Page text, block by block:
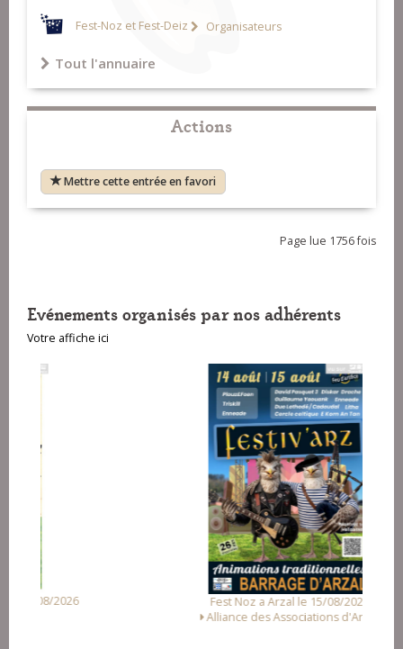
Fest-Noz et Fest-Deiz Organisateurs
Tout l'annuaire
Actions
Mettre cette entrée en favori
Page lue 1756 fois
Evénements organisés par nos adhérents
Votre affiche ici
Fest Noz a Arzal le 15/08/2026
Alliance des Associations d'Arzal